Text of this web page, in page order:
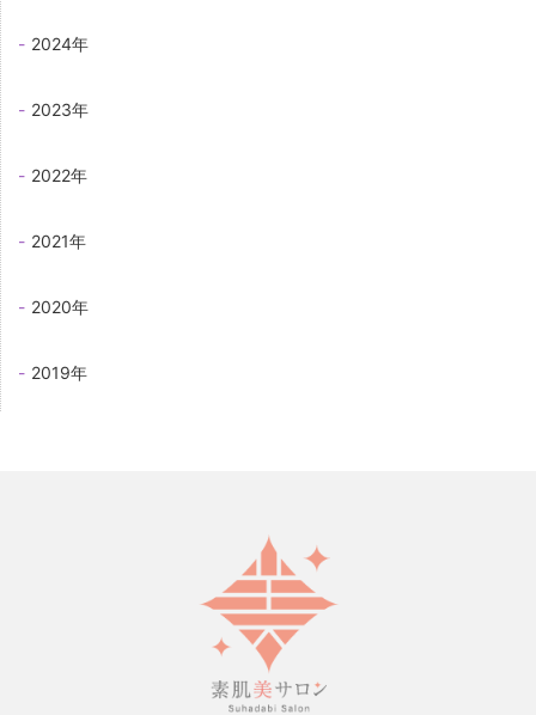
2024年
2023年
2022年
2021年
2020年
2019年